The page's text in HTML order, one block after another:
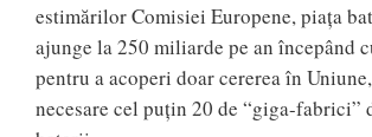
estimărilor Comisiei Europene, piaţa
ajunge la 250 miliarde pe an începând
pentru a acoperi doar cererea în
necesare cel puţin 20 de “giga-fabrici”